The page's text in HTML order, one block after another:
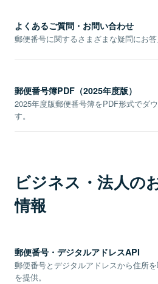
よくあるご質問・お問い合わせ
郵便番号に関するさまざまな疑問にお答
郵便番号簿PDF（2025年度版）
2025年度版郵便番号簿をPDF形式でダ
す。
ビジネス・法人の
情報
郵便番号・デジタルアドレスAPI
郵便番号とデジタルアドレスから住所
を提供。